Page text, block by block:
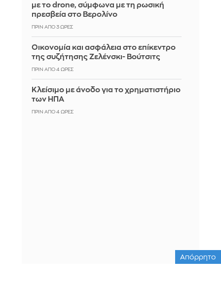
με το drone, σύμφωνα με τη ρωσική
πρεσβεία στο Βερολίνο
ΠΡΙΝ ΑΠΌ 3 ΏΡΕΣ
Οικονομία και ασφάλεια στο επίκεντρο
της συζήτησης Ζελένσκι- Βούτσιτς
ΠΡΙΝ ΑΠΌ 4 ΏΡΕΣ
Κλείσιμο με άνοδο για το χρηματιστήριο
των ΗΠΑ
ΠΡΙΝ ΑΠΌ 4 ΏΡΕΣ
Απόρρητο